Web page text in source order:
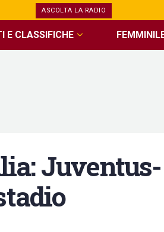
ASCOLTA LA RADIO
E CLASSIFICHE
Juventus-